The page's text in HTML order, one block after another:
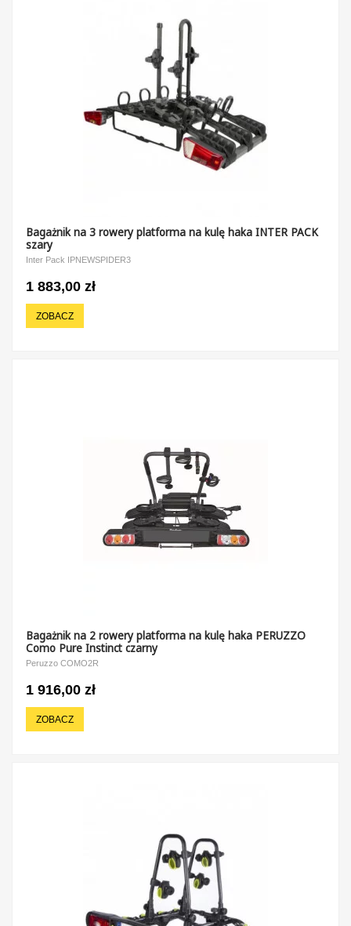
Bagażnik na 3 rowery platforma na kulę haka INTER PACK
szary
Inter Pack IPNEWSPIDER3
1 883,00 zł
ZOBACZ
Bagażnik na 2 rowery platforma na kulę haka PERUZZO
Como Pure Instinct czarny
Peruzzo COMO2R
1 916,00 zł
ZOBACZ